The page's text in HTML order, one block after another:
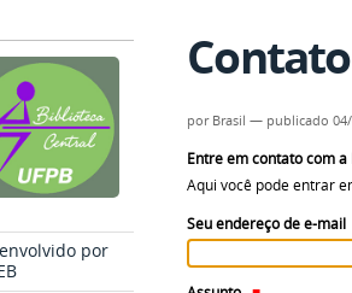
por
Contato
por Brasil — publicado
Entre em contato com
Aqui você pode entrar
Seu endereço de e-mail